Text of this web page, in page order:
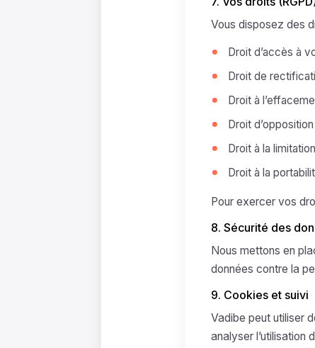
Vous disposez des
Droit d’accès à
Droit de
Droit à
Droit d’opposition
Droit à la
Droit à la
Pour exercer vos
8. Sécurité des
Nous mettons en
données contre la
9. Cookies et suivi
Vadibe peut utiliser
analyser l’utilisation